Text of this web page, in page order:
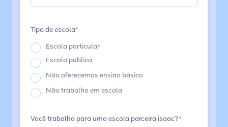
Tipo de escola*
Escola particular
Escola pública
Não oferecemos ensino básico
Não trabalho em escola
Você trabalha para uma escola parceira isaac?*